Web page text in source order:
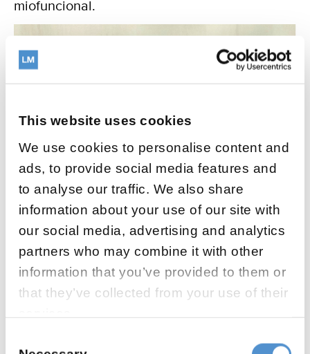
This website uses cookies
We use cookies to personalise content and
ads, to provide social media features and
to analyse our traffic. We also share
information about your use of our site with
our social media, advertising and analytics
partners who may combine it with other
information that you’ve provided to them or
that they’ve collected from your use of their
miofuncional.
Lecturers: Dra. Claudia Hahn, Dra. Ruth
Course organized by DEAC Proclinic Group